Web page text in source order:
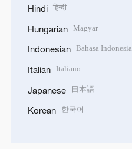
Hindi हिन्दी
Hungarian Magyar
Indonesian Bahasa Indonesia
Italian Italiano
Japanese 日本語
Korean 한국어